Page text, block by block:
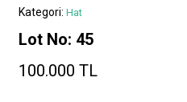
Kategori: Hat
Lot No: 45
100.000 TL